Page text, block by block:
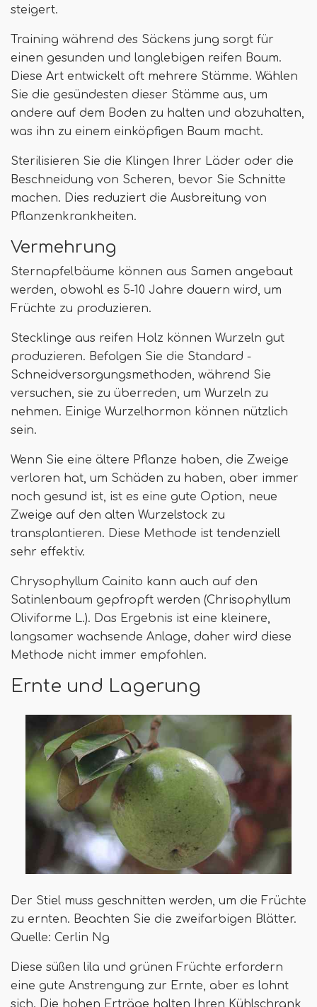
steigert.
Training während des Säckens jung sorgt für
einen gesunden und langlebigen reifen Baum.
Diese Art entwickelt oft mehrere Stämme. Wählen
Sie die gesündesten dieser Stämme aus, um
andere auf dem Boden zu halten und abzuhalten,
was ihn zu einem einköpfigen Baum macht.
Sterilisieren Sie die Klingen Ihrer Läder oder die
Beschneidung von Scheren, bevor Sie Schnitte
machen. Dies reduziert die Ausbreitung von
Pflanzenkrankheiten.
Vermehrung
Sternapfelbäume können aus Samen angebaut
werden, obwohl es 5-10 Jahre dauern wird, um
Früchte zu produzieren.
Stecklinge aus reifen Holz können Wurzeln gut
produzieren. Befolgen Sie die Standard -
Schneidversorgungsmethoden, während Sie
versuchen, sie zu überreden, um Wurzeln zu
nehmen. Einige Wurzelhormon können nützlich
sein.
Wenn Sie eine ältere Pflanze haben, die Zweige
verloren hat, um Schäden zu haben, aber immer
noch gesund ist, ist es eine gute Option, neue
Zweige auf den alten Wurzelstock zu
transplantieren. Diese Methode ist tendenziell
sehr effektiv.
Chrysophyllum Cainito kann auch auf den
Satinlenbaum gepfropft werden (Chrisophyllum
Oliviforme L.). Das Ergebnis ist eine kleinere,
langsamer wachsende Anlage, daher wird diese
Methode nicht immer empfohlen.
Ernte und Lagerung
Der Stiel muss geschnitten werden, um die Früchte
zu ernten. Beachten Sie die zweifarbigen Blätter.
Quelle: Cerlin Ng
Diese süßen lila und grünen Früchte erfordern
eine gute Anstrengung zur Ernte, aber es lohnt